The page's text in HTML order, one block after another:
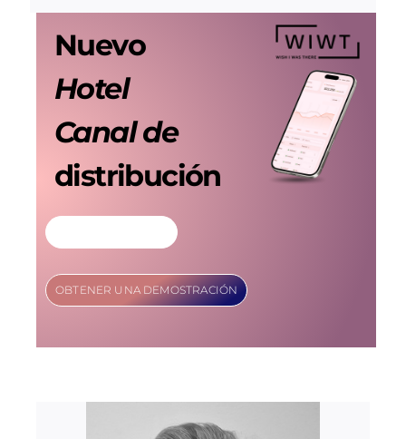
Nuevo
Hotel
Canal de
distribución
OBTENER UNA DEMOSTRACIÓN